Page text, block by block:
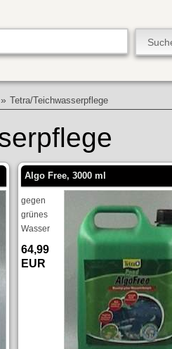
» Tetra/Teichwasserpflege
Algo Free, 3000 ml
gegen
grünes
Wasser
64,99
EUR